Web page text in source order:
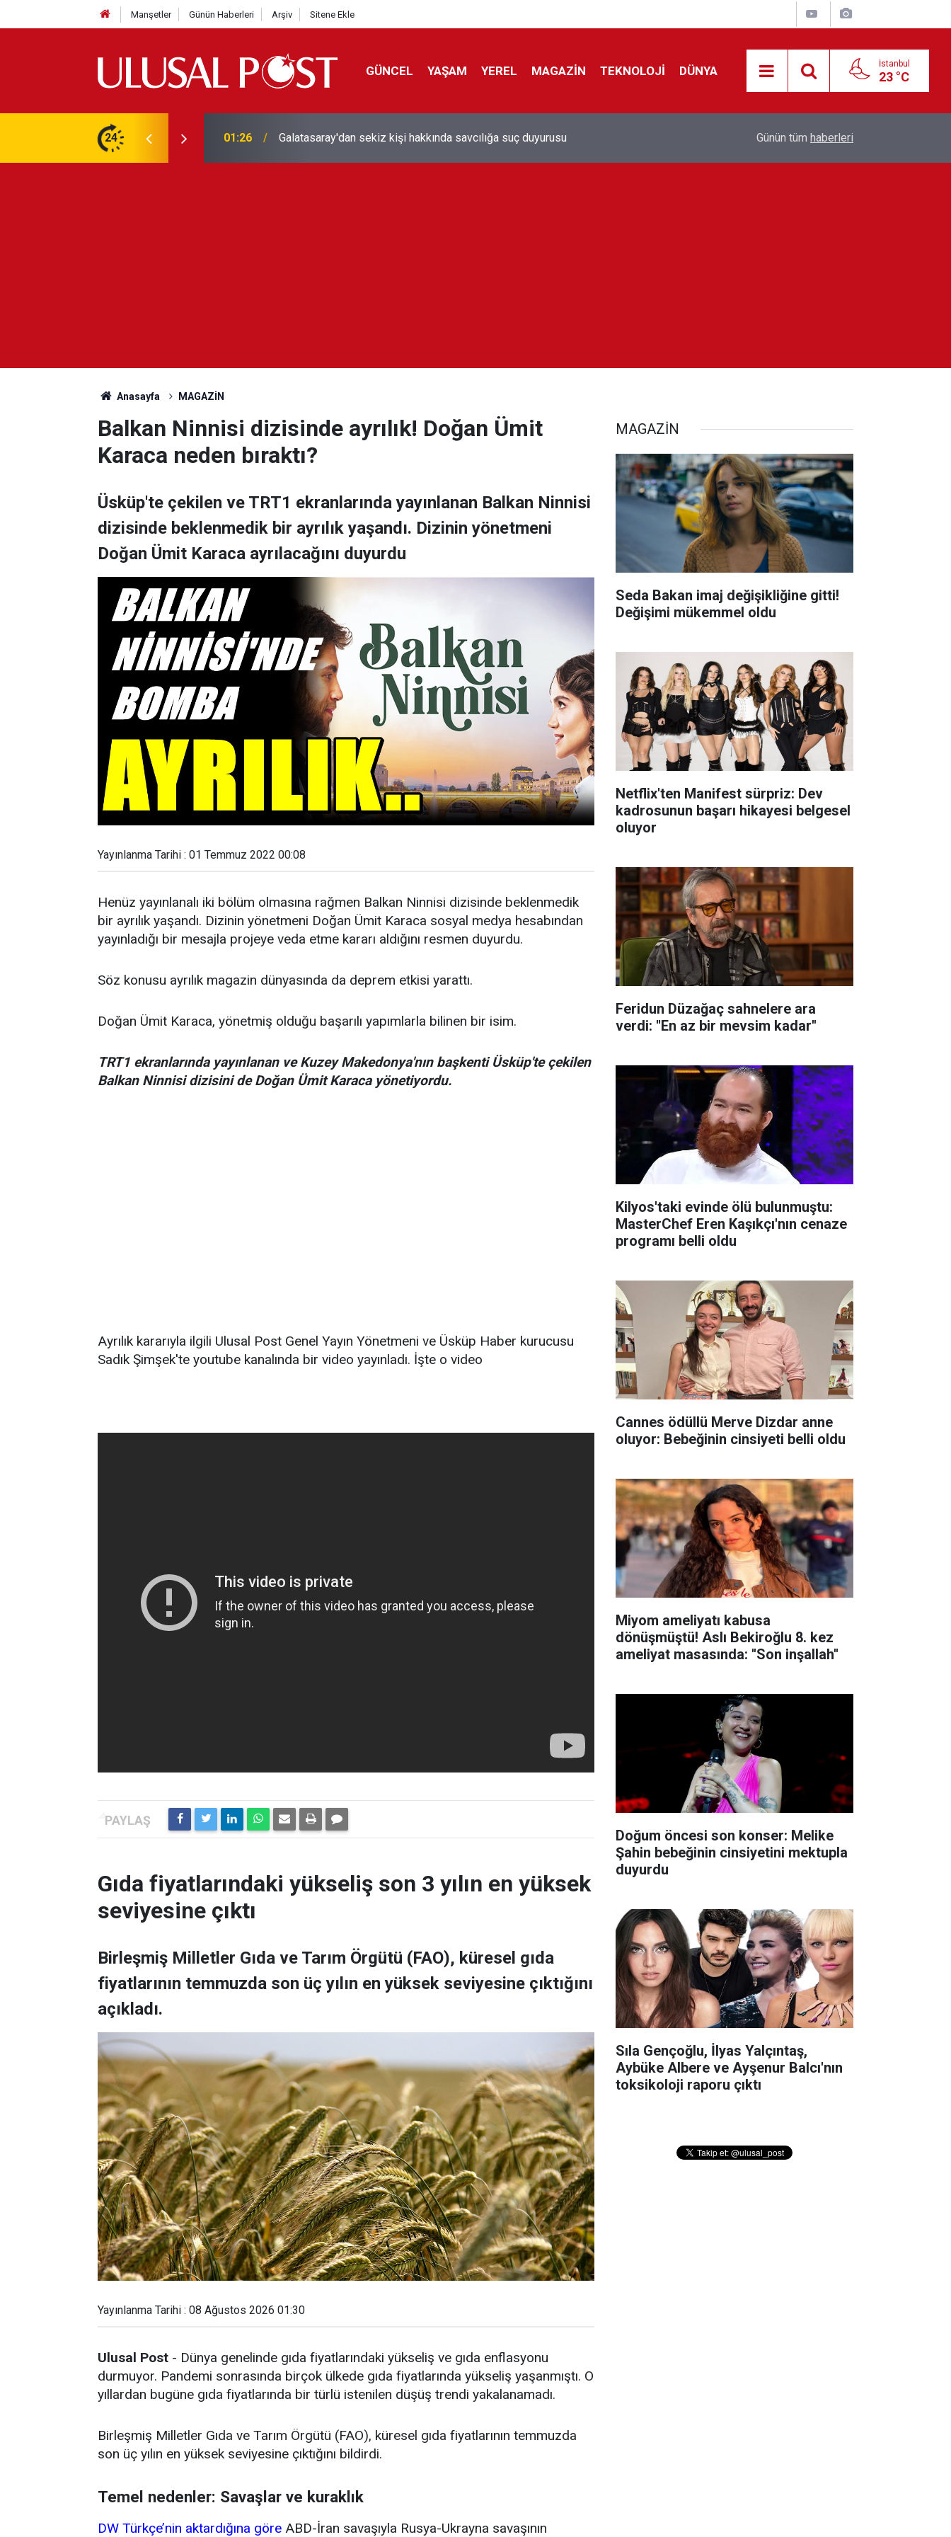
Manşetler Günün Haberleri Arşiv Sitene Ekle
GÜNCEL YAŞAM YEREL MAGAZİN TEKNOLOJİ DÜNYA İstanbul
23 °C
24
en yüksek seviyesine çıktı 01:26 Galatasaray'dan sekiz kişi hakkında savcılığa suç duyurusu
kontrol edecek
Günün tüm haberleri
Anasayfa MAGAZİN
Balkan Ninnisi dizisinde ayrılık! Doğan Ümit
Karaca neden bıraktı?
Üsküp'te çekilen ve TRT1 ekranlarında yayınlanan Balkan Ninnisi
dizisinde beklenmedik bir ayrılık yaşandı. Dizinin yönetmeni
Doğan Ümit Karaca ayrılacağını duyurdu
Yayınlanma Tarihi : 01 Temmuz 2022 00:08
Henüz yayınlanalı iki bölüm olmasına rağmen Balkan Ninnisi dizisinde beklenmedik
bir ayrılık yaşandı. Dizinin yönetmeni Doğan Ümit Karaca sosyal medya hesabından
yayınladığı bir mesajla projeye veda etme kararı aldığını resmen duyurdu.
Söz konusu ayrılık magazin dünyasında da deprem etkisi yarattı.
Doğan Ümit Karaca, yönetmiş olduğu başarılı yapımlarla bilinen bir isim.
TRT1 ekranlarında yayınlanan ve Kuzey Makedonya'nın başkenti Üsküp'te çekilen
Balkan Ninnisi dizisini de Doğan Ümit Karaca yönetiyordu.
Ayrılık kararıyla ilgili Ulusal Post Genel Yayın Yönetmeni ve Üsküp Haber kurucusu
Sadık Şimşek'te youtube kanalında bir video yayınladı. İşte o video
Gıda fiyatlarındaki yükseliş son 3 yılın en yüksek
seviyesine çıktı
Birleşmiş Milletler Gıda ve Tarım Örgütü (FAO), küresel gıda
fiyatlarının temmuzda son üç yılın en yüksek seviyesine çıktığını
açıkladı.
Yayınlanma Tarihi : 08 Ağustos 2026 01:30
Ulusal Post - Dünya genelinde gıda fiyatlarındaki yükseliş ve gıda enflasyonu
durmuyor. Pandemi sonrasında birçok ülkede gıda fiyatlarında yükseliş yaşanmıştı. O
yıllardan bugüne gıda fiyatlarında bir türlü istenilen düşüş trendi yakalanamadı.
Birleşmiş Milletler Gıda ve Tarım Örgütü (FAO), küresel gıda fiyatlarının temmuzda
son üç yılın en yüksek seviyesine çıktığını bildirdi.
Temel nedenler: Savaşlar ve kuraklık
DW Türkçe’nin aktardığına göre ABD-İran savaşıyla Rusya-Ukrayna savaşının
MAGAZİN
Seda Bakan imaj değişikliğine gitti!
Değişimi mükemmel oldu
Netflix'ten Manifest sürpriz: Dev
kadrosunun başarı hikayesi belgesel
oluyor
Feridun Düzağaç sahnelere ara
verdi: ''En az bir mevsim kadar''
Kilyos'taki evinde ölü bulunmuştu:
MasterChef Eren Kaşıkçı'nın cenaze
programı belli oldu
Cannes ödüllü Merve Dizdar anne
oluyor: Bebeğinin cinsiyeti belli oldu
Miyom ameliyatı kabusa
dönüşmüştü! Aslı Bekiroğlu 8. kez
ameliyat masasında: ''Son inşallah''
Doğum öncesi son konser: Melike
Şahin bebeğinin cinsiyetini mektupla
duyurdu
Sıla Gençoğlu, İlyas Yalçıntaş,
Aybüke Albere ve Ayşenur Balcı'nın
toksikoloji raporu çıktı